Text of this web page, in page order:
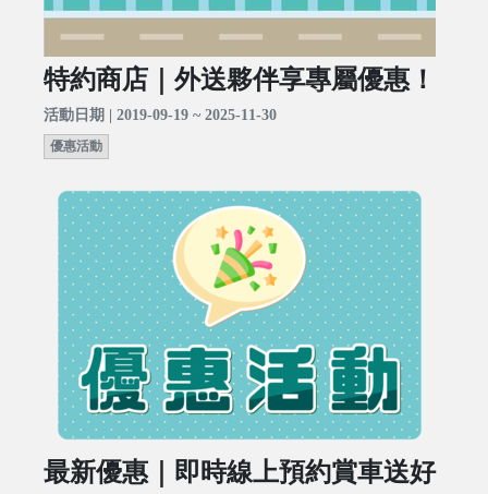
特約商店｜外送夥伴享專屬優惠！
活動日期 | 2019-09-19 ~ 2025-11-30
優惠活動
最新優惠｜即時線上預約賞車送好